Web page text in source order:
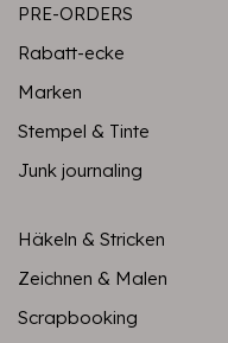
PRE-ORDERS
Rabatt-ecke
Marken
Stempel & Tinte
Junk journaling
Häkeln & Stricken
Zeichnen & Malen
Scrapbooking